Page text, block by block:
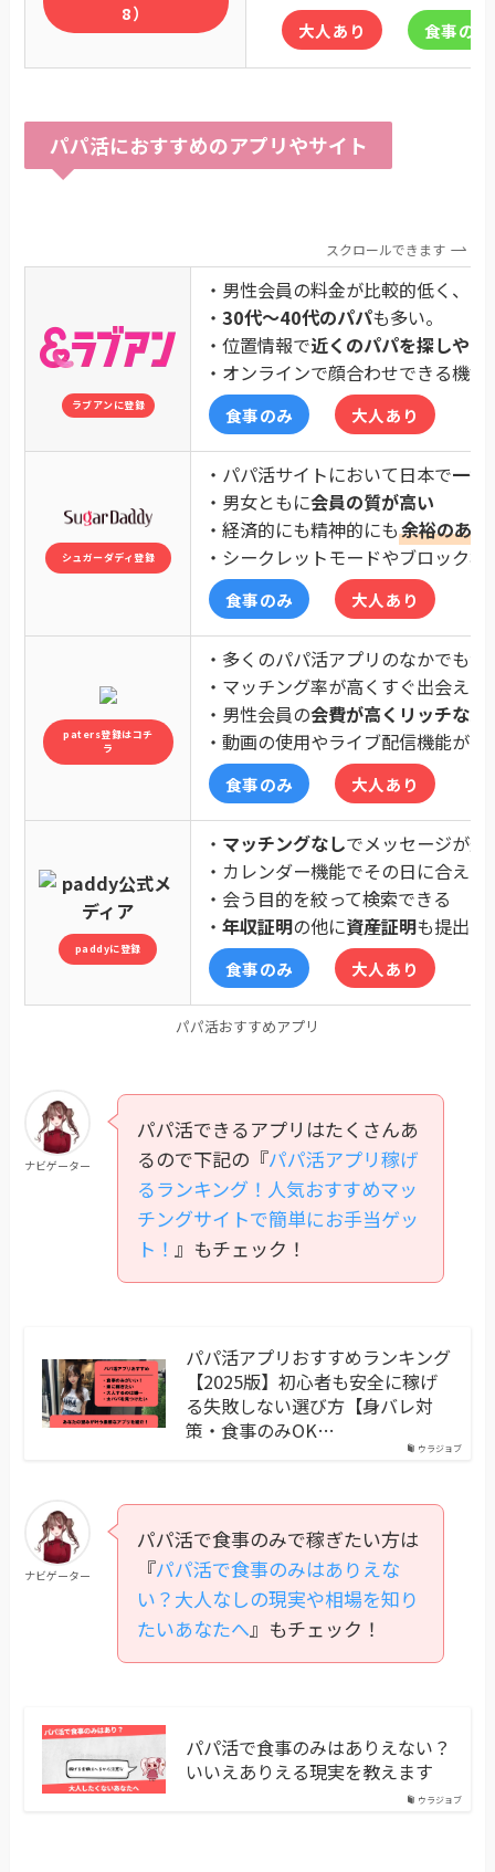
8）
大人あり 食事のみ
パパ活におすすめのアプリやサイト
スクロールできます
ラブアンに登録
・男性会員の料金が比較的低く、
・30代〜40代のパパも多い。
・位置情報で近くのパパを探しやす
・オンラインで顔合わせできる機能
食事のみ 大人あり
シュガーダディ登録
・パパ活サイトにおいて日本で一番
・男女ともに会員の質が高い
・経済的にも精神的にも余裕のあ
・シークレットモードやブロック
食事のみ 大人あり
paters登録はコチ
ラ
・多くのパパ活アプリのなかでも
・マッチング率が高くすぐ出会える
・男性会員の会費が高くリッチなパ
・動画の使用やライブ配信機能があ
食事のみ 大人あり
paddyに登録
・ マッチングなしでメッセージが送
・カレンダー機能でその日に合え
・会う目的を絞って検索できる
・年収証明の他に資産証明も提出で
食事のみ 大人あり
パパ活おすすめアプリ
ナビゲーター
パパ活できるアプリはたくさんあ
るので下記の『パパ活アプリ稼げ
るランキング！人気おすすめマッ
チングサイトで簡単にお手当ゲッ
ト！』もチェック！
ウラジョブ
パパ活アプリおすすめランキング
【2025版】初心者も安全に稼げ
る失敗しない選び方【身バレ対
策・食事のみOK…
ナビゲーター
パパ活で食事のみで稼ぎたい方は
『パパ活で食事のみはありえな
い？大人なしの現実や相場を知り
たいあなたへ』もチェック！
ウラジョブ
パパ活で食事のみはありえない？
いいえありえる現実を教えます